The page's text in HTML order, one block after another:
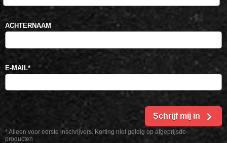
* Alleen voor eerste inschrijvers. Korting niet geldig op afgeprijsde
producten
ACHTERNAAM
E-MAIL*
Schrijf mij in